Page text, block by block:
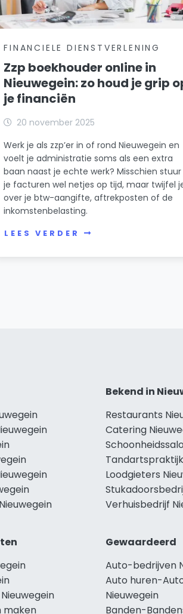
FINANCIELE DIENSTVERLENING
Zzp boekhouder online in
Nieuwegein: zo houd je grip
je financiën
20 november 2025
Werk je als zzp’er in of rond Nieuwegein en
voelt je administratie soms als een extra
baan naast je echte werk? Misschien stuur
je facturen wel netjes op tijd, maar twijfel
over je btw-aangifte, aftrekposten of de
inkomstenbelasting.
LEES VERDER
Bekend in
Restaurants
Catering
Loodgieters
Verhuisbedrijf
maken
Gewaardeerd
Auto-bedrijven
Auto huren-
Nieuwegein
Banden-